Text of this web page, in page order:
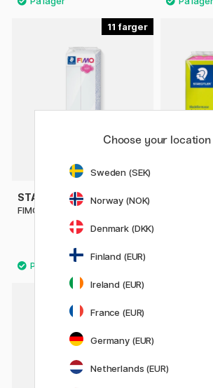
11
STAEDTLER
FIMO Soft 454 g
215 KR
Choose your location
Sweden (SEK)
Norway (NOK)
Denmark (DKK)
Finland (EUR)
Ireland (EUR)
France (EUR)
Germany (EUR)
Netherlands (EUR)